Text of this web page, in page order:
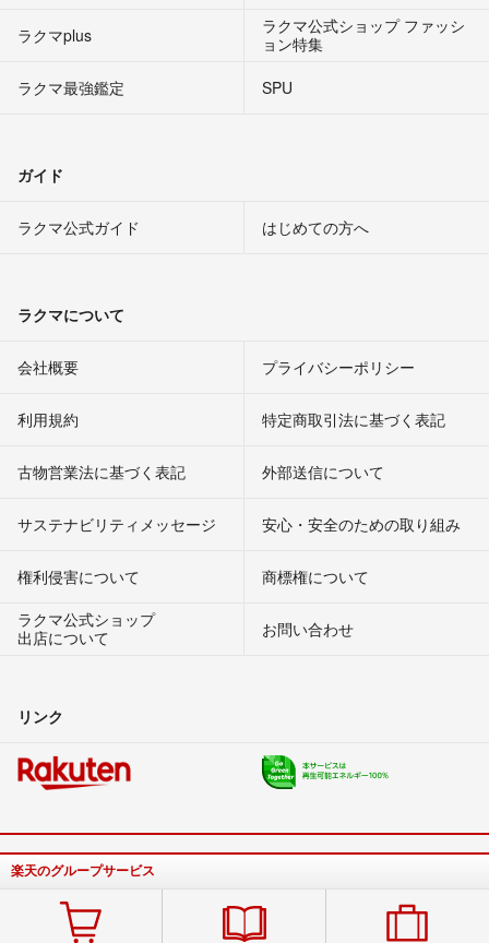
ラクマplus
ラクマ公式ショップ ファッシ
ョン特集
ラクマ最強鑑定
SPU
ガイド
ラクマ公式ガイド はじめての方へ
ラクマについて
会社概要 プライバシーポリシー
利用規約 特定商取引法に基づく表記
古物営業法に基づく表記 外部送信について
サステナビリティメッセージ 安心・安全のための取り組み
権利侵害について
商標権について
ラクマ公式ショップ
出店について
お問い合わせ
リンク
楽天のグループサービス